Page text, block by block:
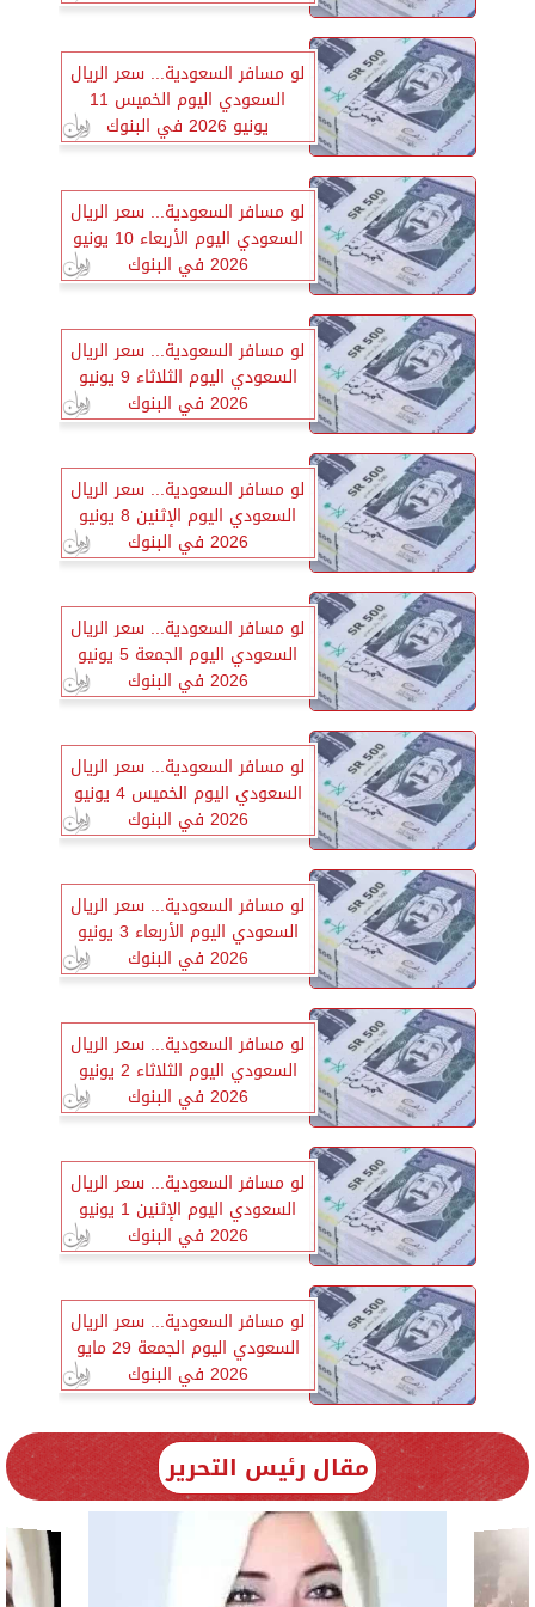
لو مسافر السعودية... سعر الريال
السعودي اليوم الخميس 11
يونيو 2026 في البنوك
لو مسافر السعودية... سعر الريال
السعودي اليوم الأربعاء 10 يونيو
2026 في البنوك
لو مسافر السعودية... سعر الريال
السعودي اليوم الثلاثاء 9 يونيو
2026 في البنوك
لو مسافر السعودية... سعر الريال
السعودي اليوم الإثنين 8 يونيو
2026 في البنوك
لو مسافر السعودية... سعر الريال
السعودي اليوم الجمعة 5 يونيو
2026 في البنوك
لو مسافر السعودية... سعر الريال
السعودي اليوم الخميس 4 يونيو
2026 في البنوك
لو مسافر السعودية... سعر الريال
السعودي اليوم الأربعاء 3 يونيو
2026 في البنوك
لو مسافر السعودية... سعر الريال
السعودي اليوم الثلاثاء 2 يونيو
2026 في البنوك
لو مسافر السعودية... سعر الريال
السعودي اليوم الإثنين 1 يونيو
2026 في البنوك
لو مسافر السعودية... سعر الريال
السعودي اليوم الجمعة 29 مايو
2026 في البنوك
مقال رئيس التحرير